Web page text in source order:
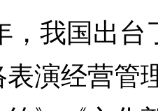
我国出台
演经营管